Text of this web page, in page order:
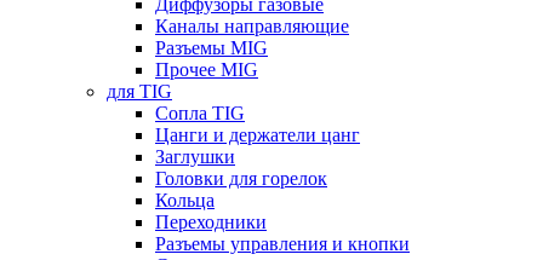
Диффузоры газовые
Каналы направляющие
Разъемы MIG
Прочее MIG
для TIG
Сопла TIG
Цанги и держатели цанг
Заглушки
Головки для горелок
Кольца
Переходники
Разъемы управления и кнопки